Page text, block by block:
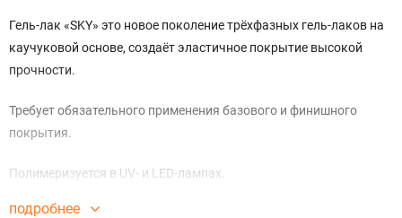
Гель-лак «SKY» это новое поколение трёхфазных гель-лаков на
каучуковой основе, создаёт эластичное покрытие высокой
прочности.
Требует обязательного применения базового и финишного
покрытия.
Полимеризуется в UV- и LED-лампах.
подробнее